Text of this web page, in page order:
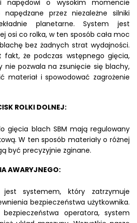
napędowi o wysokim momencie
przez niezależne silniki
planetarne. System jest
osi co rolka, w ten sposób cała moc
bez żadnych strat wydajności.
fakt, że podczas wstępnego gięcia,
nie pozwala na zsunięcie się blachy,
materiał i spowodować zagrożenie
ROLKI DOLNEJ:
gięcia blach SBM mają regulowany
W ten sposób materiały o różnej
być precyzyjnie zginane.
AWARYJNEGO:
jest systemem, który zatrzymuje
bezpieczeństwa użytkownika.
operatora, system